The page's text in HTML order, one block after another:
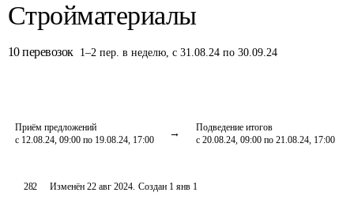
Стройматериалы
10 перевозок 1–2 пер. в неделю, с 31.08.24 по 30.09.24
Приём предложений
с 12.08.24, 09:00 по 19.08.24, 17:00
Подведение итогов
с 20.08.24, 09:00 по 21.08.24, 17:00
282 Изменён22 авг 2024. Создан 1 янв 1